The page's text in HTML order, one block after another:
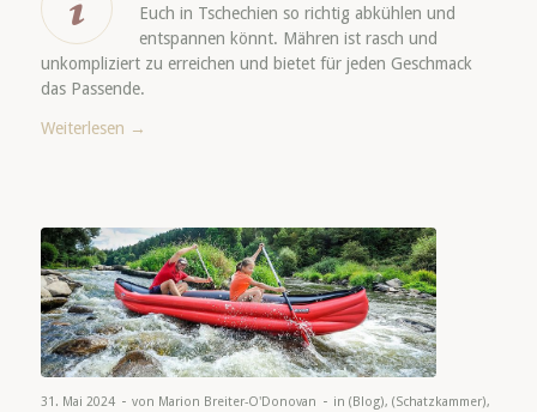
Euch in Tschechien so richtig abkühlen und
entspannen könnt. Mähren ist rasch und
unkompliziert zu erreichen und bietet für jeden Geschmack
das Passende.
Weiterlesen →
31. Mai 2024 - von Marion Breiter-O'Donovan - in (Blog), (Schatzkammer),